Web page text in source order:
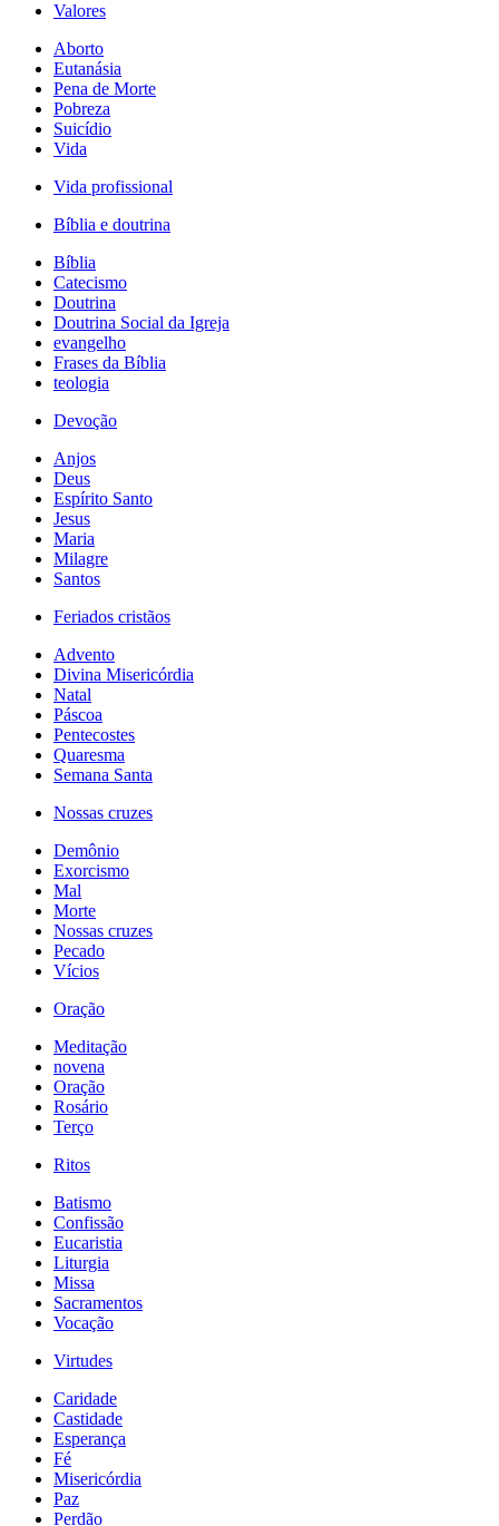
Valores
Aborto
Eutanásia
Pena de Morte
Pobreza
Suicídio
Vida
Vida profissional
Bíblia e doutrina
Bíblia
Catecismo
Doutrina
Doutrina Social da Igreja
evangelho
Frases da Bíblia
teologia
Devoção
Anjos
Deus
Espírito Santo
Jesus
Maria
Milagre
Santos
Feriados cristãos
Advento
Divina Misericórdia
Natal
Páscoa
Pentecostes
Quaresma
Semana Santa
Nossas cruzes
Demônio
Exorcismo
Mal
Morte
Nossas cruzes
Pecado
Vícios
Oração
Meditação
novena
Oração
Rosário
Terço
Ritos
Batismo
Confissão
Eucaristia
Liturgia
Missa
Sacramentos
Vocação
Virtudes
Caridade
Castidade
Esperança
Fé
Misericórdia
Paz
Perdão